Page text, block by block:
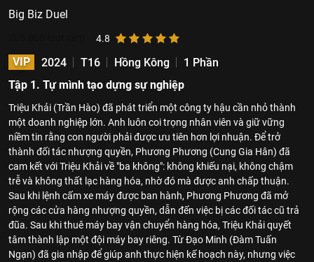
Big Biz Duel
4.8
VIP 2024 T16 Hồng Kông
1 Phần
Tập 1. Tự mình tạo dựng sự nghiệp
Triệu Khải (Trần Hào) đã phát triển một công ty hậu cần nhỏ thành
một doanh nghiệp lớn. Anh luôn coi trọng nhân viên và giữ vững
niềm tin rằng con người phải được ưu tiên hơn lợi nhuận. Để trở
thành đối tác nhượng quyền, Phương Phương (Cung Gia Hân) đã
cam kết với Triệu Khải về "ba không": không khiếu nại, không chậm
trễ và không thất lạc hàng hóa, nhờ đó mà được anh chấp thuận.
Sau khi lệnh cấm xe máy được ban hành, Phương Phương đã mở
rộng các cửa hàng nhượng quyền, dẫn đến việc bị các đối tác cũ trả
đũa. Sau khi thuê máy bay vận chuyển hàng hóa, Triệu Khải quyết
tâm thành lập một đội máy bay riêng. Từ Đạo Minh (Đàm Tuấn
Ngạn) đã gia nhập để giúp anh thực hiện kế hoạch này, nhưng việc